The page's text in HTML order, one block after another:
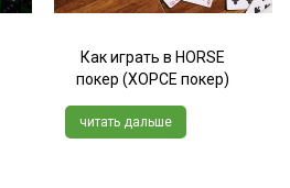
Как играть в HORSE
покер (ХОРСЕ покер)
читать дальше